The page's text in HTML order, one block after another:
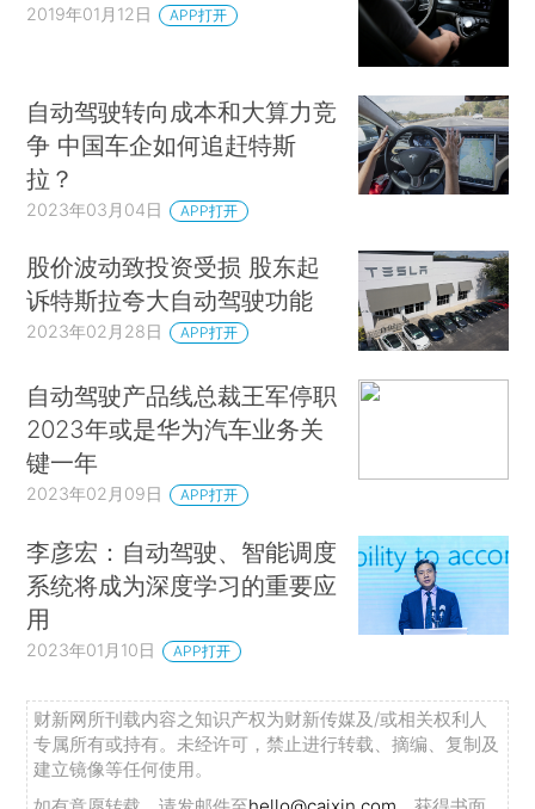
2019年01月12日 APP打开
自动驾驶转向成本和大算力竞
争 中国车企如何追赶特斯
拉？
2023年03月04日 APP打开
股价波动致投资受损 股东起
诉特斯拉夸大自动驾驶功能
2023年02月28日 APP打开
自动驾驶产品线总裁王军停职
2023年或是华为汽车业务关
键一年
2023年02月09日 APP打开
李彦宏：自动驾驶、智能调度
系统将成为深度学习的重要应
用
2023年01月10日 APP打开
财新网所刊载内容之知识产权为财新传媒及/或相关权利人
专属所有或持有。未经许可，禁止进行转载、摘编、复制及
建立镜像等任何使用。